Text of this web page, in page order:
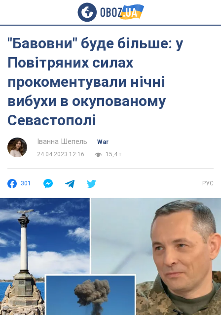
"Бавовни" буде більше: у
Повітряних силах
прокоментували нічні
вибухи в окупованому
Севастополі
Іванна Шепель
War
24.04.2023 12:16
15,4 т.
301 РУС